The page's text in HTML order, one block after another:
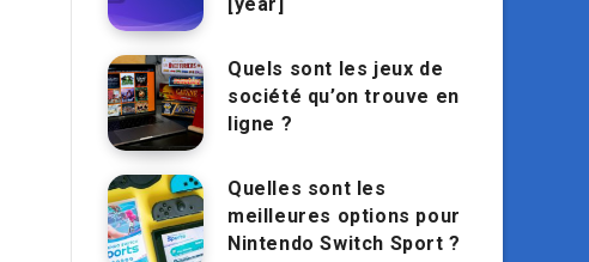
[year]
Quels sont les jeux de
société qu’on trouve en
ligne ?
Quelles sont les
meilleures options pour
Nintendo Switch Sport ?